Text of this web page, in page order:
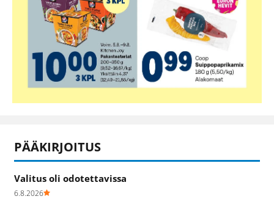
PÄÄKIRJOITUS
Valitus oli odotettavissa
6.8.2026